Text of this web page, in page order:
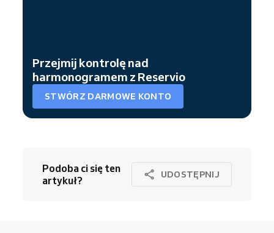
Przejmij kontrolę nad
harmonogramem z Reservio
STWÓRZ DARMOWE KONTO
Podoba ci się ten
artykuł?
UDOSTĘPNIJ